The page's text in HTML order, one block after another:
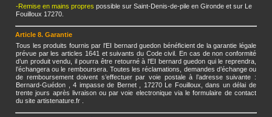
-Remise en mains proprespossible sur Saint-Denis-de-pile en Gironde et sur Le
Fouilloux 17270.
Article 8. Garantie
Tous les produits fournis par l'EI bernard guedon bénéficient de la garantie légale
prévue par les articles 1641 et suivants du Code civil. En cas de non conformité
d’un produit vendu, il pourra être retourné à l'EI bernard guedon qui le reprendra,
l’échangera ou le remboursera. Toutes les réclamations, demandes d’échange ou
de remboursement doivent s’effectuer par voie postale à l’adresse suivante :
Bernard-Guédon , 4 impasse de Bernet , 17270 Le Fouilloux, dans un délai de
trente jours après livraison ou par voie electronique via le formulaire de contact
du site artistenature.fr .